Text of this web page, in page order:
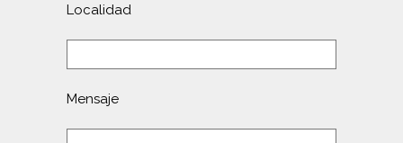
Localidad
Mensaje